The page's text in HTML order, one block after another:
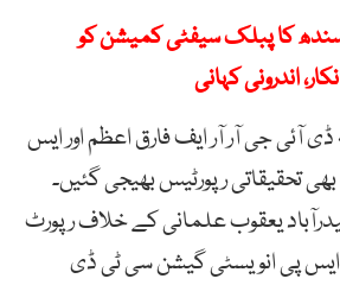
کا پبلک سیفٹی کمیشن کو
اندرونی کہانی
ڈی آئی جی آر آر ایف فارق اعظم اور ایس
تحقیقاتی رپورٹیس بھیجی گئیں۔
یعقوب علمانی کے خلاف رپورٹ
پی انویسٹی گیشن سی ٹی ڈی